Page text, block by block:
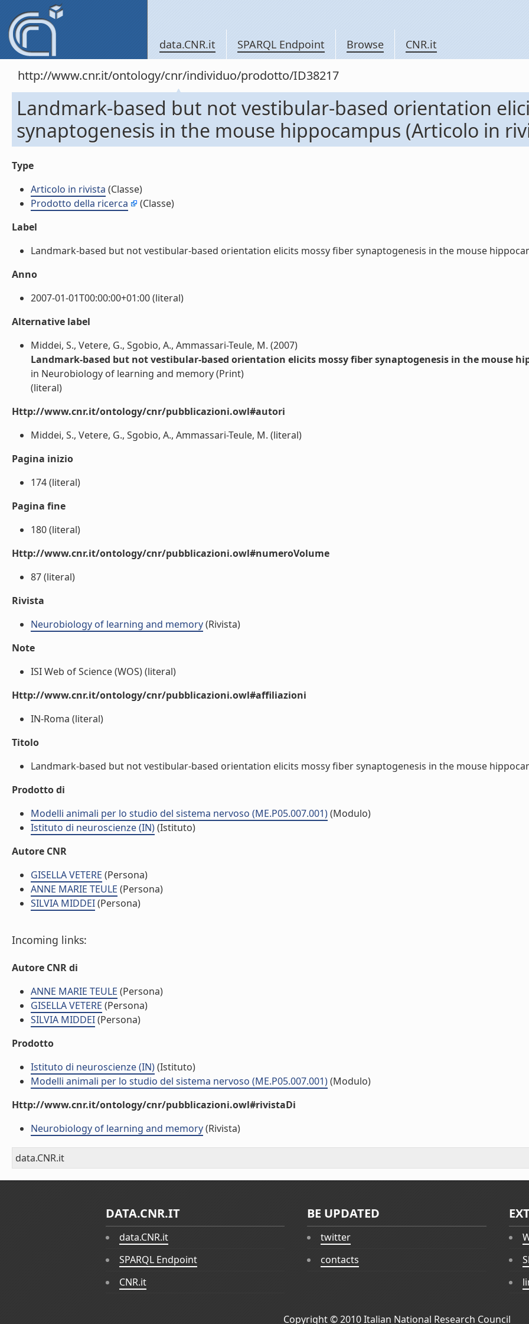
data.CNR.it SPARQL Endpoint Browse CNR.it
http://www.cnr.it/ontology/cnr/individuo/prodotto/ID38217
Landmark-based but not vestibular-based orientation
synaptogenesis in the mouse hippocampus (Articolo in
Type
Articolo in rivista (Classe)
Prodotto della ricerca
(Classe)
Label
Landmark-based but not vestibular-based orientation elicits mossy fiber synaptogenesis in the mouse
Anno
2007-01-01T00:00:00+01:00 (literal)
Alternative label
Middei, S., Vetere, G., Sgobio, A., Ammassari-Teule, M. (2007)
Landmark-based but not vestibular-based orientation elicits mossy fiber synaptogenesis in the mouse
in Neurobiology of learning and memory (Print)
(literal)
Http://www.cnr.it/ontology/cnr/pubblicazioni.owl#autori
Middei, S., Vetere, G., Sgobio, A., Ammassari-Teule, M. (literal)
Pagina inizio
174 (literal)
Pagina fine
180 (literal)
Http://www.cnr.it/ontology/cnr/pubblicazioni.owl#numeroVolume
87 (literal)
Rivista
Neurobiology of learning and memory(Rivista)
Note
ISI Web of Science (WOS) (literal)
Http://www.cnr.it/ontology/cnr/pubblicazioni.owl#affiliazioni
IN-Roma (literal)
Titolo
Landmark-based but not vestibular-based orientation elicits mossy fiber synaptogenesis in the mouse
Prodotto di
Modelli animali per lo studio del sistema nervoso (ME.P05.007.001)(Modulo)
Istituto di neuroscienze (IN)(Istituto)
Autore CNR
GISELLA VETERE (Persona)
ANNE MARIE TEULE (Persona)
SILVIA MIDDEI(Persona)
Incoming links:
Autore CNR di
ANNE MARIE TEULE (Persona)
GISELLA VETERE (Persona)
SILVIA MIDDEI(Persona)
Prodotto
Istituto di neuroscienze (IN)(Istituto)
Modelli animali per lo studio del sistema nervoso (ME.P05.007.001)(Modulo)
Http://www.cnr.it/ontology/cnr/pubblicazioni.owl#rivistaDi
Neurobiology of learning and memory(Rivista)
data.CNR.it
DATA.CNR.IT
data.CNR.it
SPARQL Endpoint
CNR.it
BE UPDATED
twitter
contacts
Copyright © 2010Italian National Research Council